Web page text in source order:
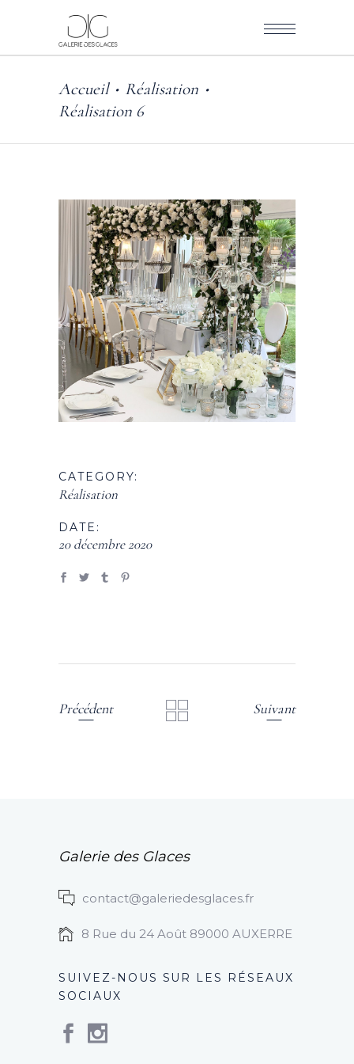
Accueil• Réalisation •
Réalisation 6
CATEGORY:
Réalisation
DATE:
20 décembre 2020
Précédent Suivant
Galerie des Glaces
contact@galeriedesglaces.fr
8 Rue du 24 Août 89000 AUXERRE
SUIVEZ-NOUS SUR LES RÉSEAUX
SOCIAUX